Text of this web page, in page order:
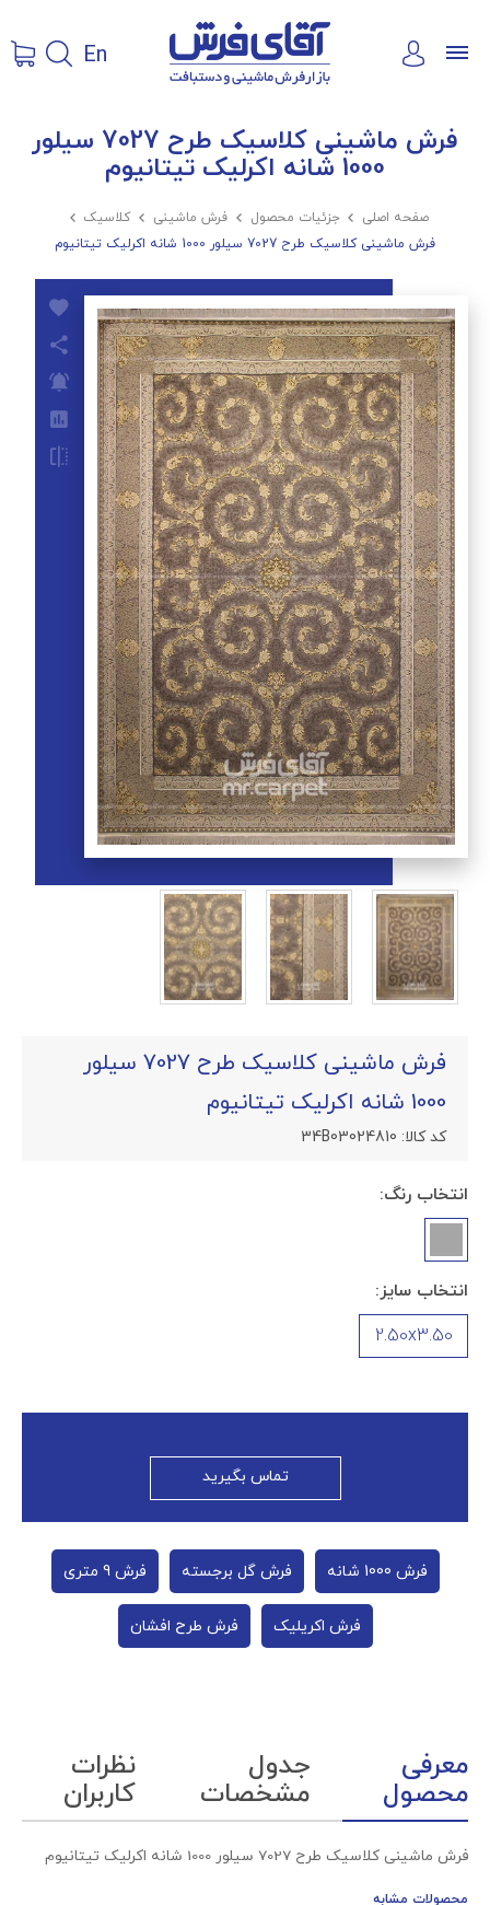
En
فرش ماشینی کلاسیک طرح 7027 سیلور
1000 شانه اکرلیک تیتانیوم
صفحه اصلی  جزئیات محصول  فرش ماشینی  کلاسیک 
فرش ماشینی کلاسیک طرح 7027 سیلور 1000 شانه اکرلیک تیتانیوم
فرش ماشینی کلاسیک طرح 7027 سیلور
1000 شانه اکرلیک تیتانیوم
کد کالا: 34B03024810
انتخاب رنگ:
انتخاب سایز:
2.50x3.50
تماس بگیرید
فرش 1000 شانه فرش گل برجسته فرش 9 متری
فرش اکریلیک فرش طرح افشان
معرفی
محصول
جدول
مشخصات
نظرات
کاربران
فرش ماشینی کلاسیک طرح 7027 سیلور 1000 شانه اکرلیک تیتانیوم
محصولات مشابه